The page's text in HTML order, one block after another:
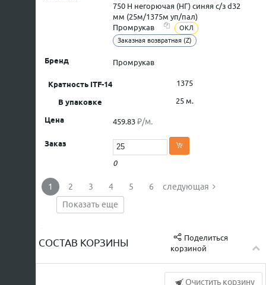
750 Н негорючая (НГ) синяя с/з d32
мм (25м/1375м уп/пал)
Промрукав
ОКЛ
Заказная возвратная (Z)
Промрукав
1375
25 м.
459.83 ₽/м.
0
1 2 3 4 5 6
следующая
Показать еще
СОСТАВ КОРЗИНЫ
Поделиться
корзиной
Очистить корзину